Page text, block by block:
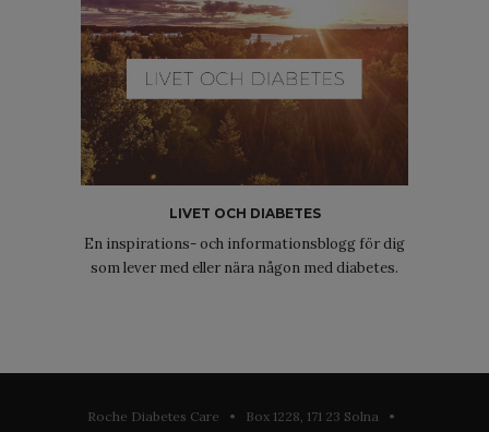
LIVET OCH DIABETES
En inspirations- och informationsblogg för dig
som lever med eller nära någon med diabetes.
Roche Diabetes Care • Box 1228, 171 23 Solna •